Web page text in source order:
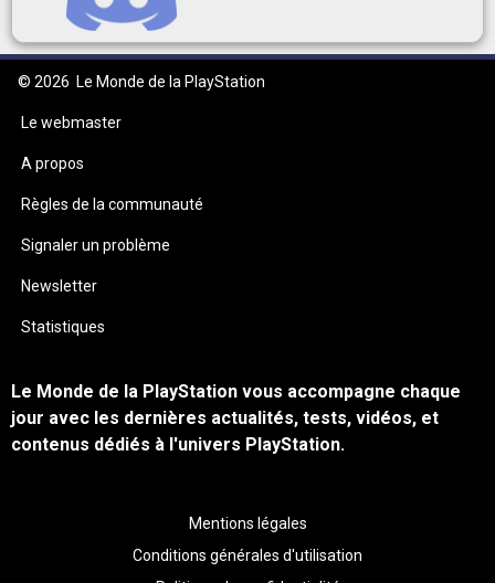
© 2026 Le Monde de la PlayStation
Le webmaster
A propos
Règles de la communauté
Signaler un problème
Newsletter
Statistiques
Le Monde de la PlayStation vous accompagne chaque
jour avec les dernières actualités, tests, vidéos, et
contenus dédiés à l'univers PlayStation.
Mentions légales
Conditions générales d'utilisation